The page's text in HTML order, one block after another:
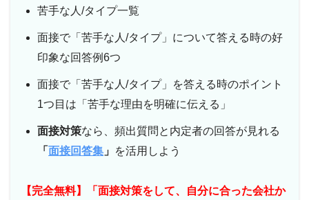
苦手な人/タイプ一覧
面接で「苦手な人/タイプ」について答える時の好
印象な回答例6つ
面接で「苦手な人/タイプ」を答える時のポイント
1つ目は「苦手な理由を明確に伝える」
面接対策なら、頻出質問と内定者の回答が見れる
「 面接回答集 」 を活用しよう
【完全無料】「面接対策をして、自分に合った会社か